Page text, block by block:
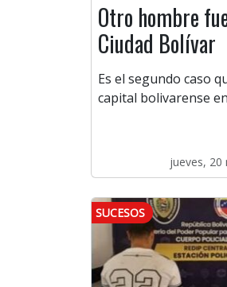
Otro hombre
Ciudad Bolívar
Es el segundo caso
capital bolivarense
jueves, 20
SUCESOS